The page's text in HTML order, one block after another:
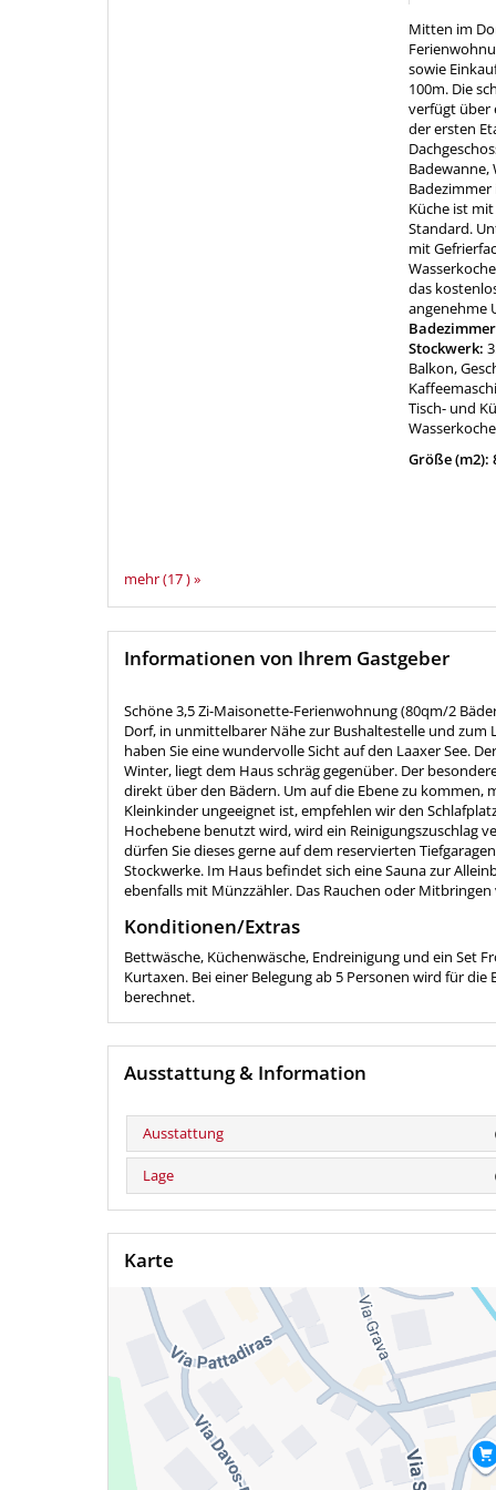
mehr (17 ) »
Mitten im
sowie
100m. Die
verfügt über
der ersten
Küche ist
Standard.
mit
das
angenehme
Stockwerk:
Balkon,
Tisch- und
Größe (m2):
Informationen von Ihrem Gastgeber
Schöne 3,5 Zi-Maisonette-Ferienwohnung (80qm/2
Dorf, in unmittelbarer Nähe zur Bushaltestelle und zum
haben Sie eine wundervolle Sicht auf den Laaxer See.
Winter, liegt dem Haus schräg gegenüber. Der
direkt über den Bädern. Um auf die Ebene zu kommen,
Kleinkinder ungeeignet ist, empfehlen wir den
Hochebene benutzt wird, wird ein Reinigungszuschlag
dürfen Sie dieses gerne auf dem reservierten
Stockwerke. Im Haus befindet sich eine Sauna zur
ebenfalls mit Münzzähler. Das Rauchen oder
Konditionen/Extras
Bettwäsche, Küchenwäsche, Endreinigung und ein Set
Kurtaxen. Bei einer Belegung ab 5 Personen wird für
berechnet.
Ausstattung & Information
Ausstattung
Lage
Karte